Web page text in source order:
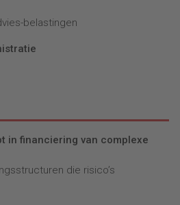
belastingen
in financiering van complexe
die risico’s